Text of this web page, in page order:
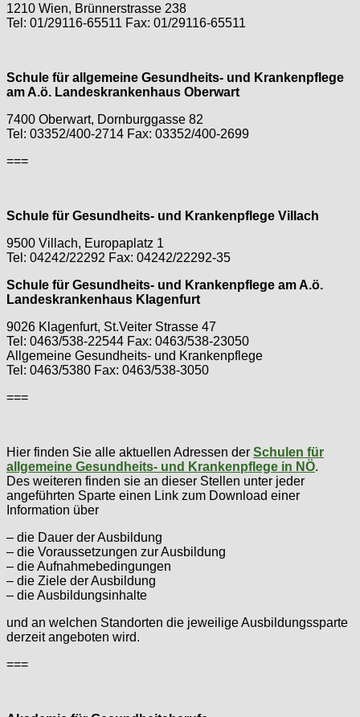
1210 Wien, Brünnerstrasse 238
Tel: 01/29116-65511 Fax: 01/29116-65511
Schule für allgemeine Gesundheits- und Krankenpflege
am A.ö. Landeskrankenhaus Oberwart
7400 Oberwart, Dornburggasse 82
Tel: 03352/400-2714 Fax: 03352/400-2699
===
Schule für Gesundheits- und Krankenpflege Villach
9500 Villach, Europaplatz 1
Tel: 04242/22292 Fax: 04242/22292-35
Schule für Gesundheits- und Krankenpflege am A.ö.
Landeskrankenhaus Klagenfurt
9026 Klagenfurt, St.Veiter Strasse 47
Tel: 0463/538-22544 Fax: 0463/538-23050
Allgemeine Gesundheits- und Krankenpflege
Tel: 0463/5380 Fax: 0463/538-3050
===
Hier finden Sie alle aktuellen Adressen der Schulen für
allgemeine Gesundheits- und Krankenpflege in NÖ.
Des weiteren finden sie an dieser Stellen unter jeder
angeführten Sparte einen Link zum Download einer
Information über
– die Dauer der Ausbildung
– die Voraussetzungen zur Ausbildung
– die Aufnahmebedingungen
– die Ziele der Ausbildung
– die Ausbildungsinhalte
und an welchen Standorten die jeweilige Ausbildungssparte
derzeit angeboten wird.
===